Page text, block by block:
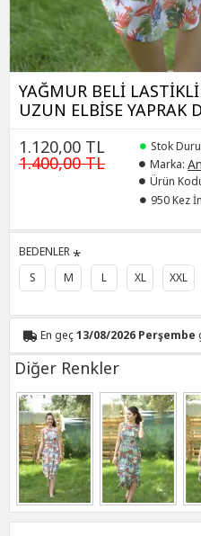
YAĞMUR BELİ
UZUN ELBİSE YAPRAK
1.120,00 TL
1.400,00 TL
Stok
Marka:
Ürün
950 Kez
BEDENLER
S
M L XL XXL
En geç13/08/2026 Perşembe
Diğer Renkler